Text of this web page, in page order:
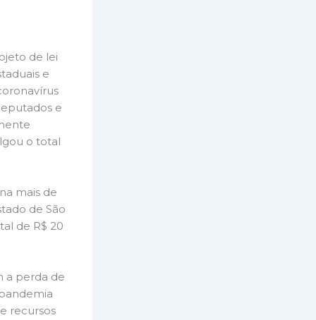
de lei
e
e
o total
mais de
de São
de R$ 20
a perda de
recursos